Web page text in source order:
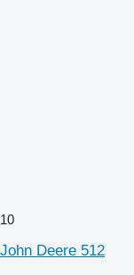
10
John Deere 512